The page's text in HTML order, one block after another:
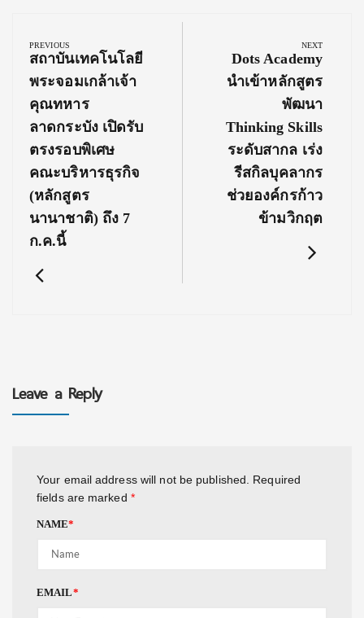
navigation
PREVIOUS
Previous
Post:
สถาบันเทคโนโลยี
พระจอมเกล้าเจ้า
คุณทหาร
ลาดกระบัง เปิดรับ
ตรงรอบพิเศษ
คณะบริหารธุรกิจ
(หลักสูตร
นานาชาติ) ถึง 7
ก.ค.นี้
NEXT
Next
Post:
Dots Academy
นำเข้าหลักสูตร
พัฒนา
Thinking Skills
ระดับสากล เร่ง
รีสกิลบุคลากร
ช่วยองค์กรก้าว
ข้ามวิกฤต
Leave a Reply
Your email address will not be published.
Required
fields are marked *
NAME*
EMAIL*